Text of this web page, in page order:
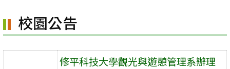
區
校園公告
修平科技大學觀光與遊憩管理系辦理